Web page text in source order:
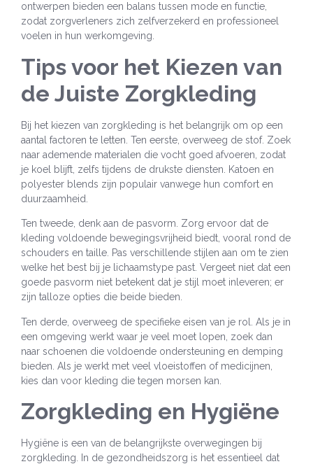
ontwerpen bieden een balans tussen mode en functie,
zodat zorgverleners zich zelfverzekerd en professioneel
voelen in hun werkomgeving.
Tips voor het Kiezen van
de Juiste Zorgkleding
Bij het kiezen van zorgkleding is het belangrijk om op een
aantal factoren te letten. Ten eerste, overweeg de stof. Zoek
naar ademende materialen die vocht goed afvoeren, zodat
je koel blijft, zelfs tijdens de drukste diensten. Katoen en
polyester blends zijn populair vanwege hun comfort en
duurzaamheid.
Ten tweede, denk aan de pasvorm. Zorg ervoor dat de
kleding voldoende bewegingsvrijheid biedt, vooral rond de
schouders en taille. Pas verschillende stijlen aan om te zien
welke het best bij je lichaamstype past. Vergeet niet dat een
goede pasvorm niet betekent dat je stijl moet inleveren; er
zijn talloze opties die beide bieden.
Ten derde, overweeg de specifieke eisen van je rol. Als je in
een omgeving werkt waar je veel moet lopen, zoek dan
naar schoenen die voldoende ondersteuning en demping
bieden. Als je werkt met veel vloeistoffen of medicijnen,
kies dan voor kleding die tegen morsen kan.
Zorgkleding en Hygiëne
Hygiëne is een van de belangrijkste overwegingen bij
zorgkleding. In de gezondheidszorg is het essentieel dat